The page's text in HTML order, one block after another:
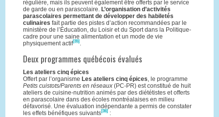
régulière, mais ils peuvent également être offerts par le service
de garde ou en parascolaire. L’organisation d’activités
parascolaires permettant de développer des habiletés
culinaires fait partie des pistes d’action recommandées par le
ministère de l’Éducation, du Loisir et du Sport dans la Politique-
cadre pour une saine alimentation et un mode de vie
physiquement actif[35] .
Deux programmes québécois évalués
Les ateliers cinq épices
Offert par l’organisme Les ateliers cinq épices , le programme
Petits cuistots/Parents en réseaux(PC-PR) est constitué de huit
ateliers de cuisine-nutrition animés par des diététistes et offerts
en parascolaire dans des écoles montréalaises en milieu
défavorisé. Une évaluation indépendante a permis de constater
les effets bénéfiques suivants[36] :